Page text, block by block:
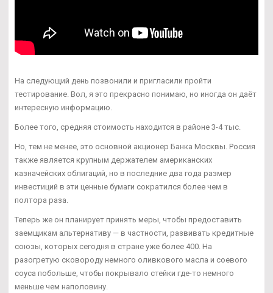
На следующий день позвонили и пригласили пройти
тестирование. Вол, я это прекрасно понимаю, но иногда он даёт
интересную информацию.
Более того, средняя стоимость находится в районе 3-4 тыс.
Но, тем не менее, это основной акционер Банка Москвы. Россия
также является крупным держателем американских
казначейских облигаций, но в последние два года размер
инвестиций в эти ценные бумаги сократился более чем в
полтора раза.
Теперь же он планирует принять меры, чтобы предоставить
заемщикам альтернативу — в частности, развивать кредитные
союзы, которых сегодня в стране уже более 400. На
разогретую сковороду немного оливкового масла и соевого
соуса побольше, чтобы покрывало стейки где-то немного
меньше чем наполовину.